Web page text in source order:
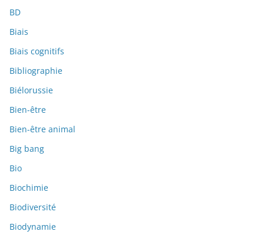
BD
Biais
Biais cognitifs
Bibliographie
Biélorussie
Bien-être
Bien-être animal
Big bang
Bio
Biochimie
Biodiversité
Biodynamie